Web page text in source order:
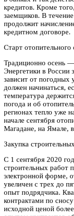
кредитов. Кроме
заемщиков. В течение
продолжит
кредитном договоре.
Старт отопительного
Традиционно осень —
Энергетики в России
зависит от погодных
должен начинаться,
температура
погода и об
регионах тепло уже
начале сентября
Магадане, на Ямале,
Закупка
С 1 сентября 2020
строительных работ
электронной форме,
увеличен с трех до
опыт подрядчика.
контрактами по
исходной ценой